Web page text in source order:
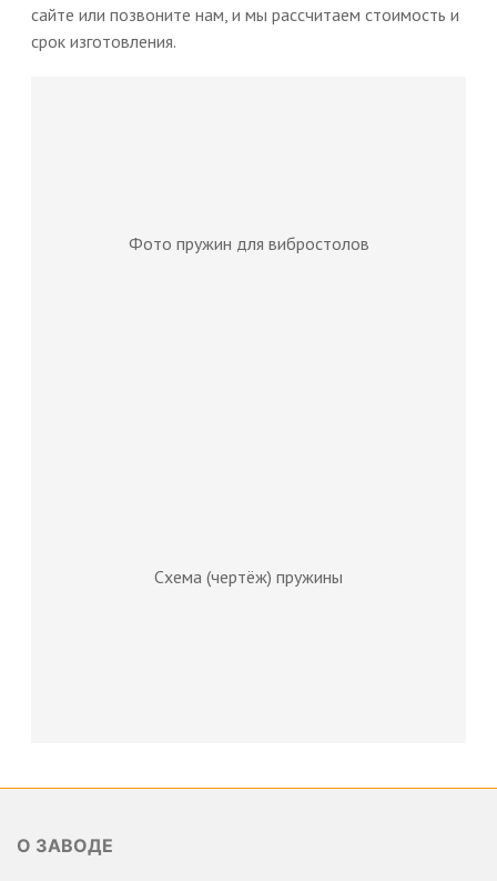
сайте или позвоните нам, и мы рассчитаем стоимость и
срок изготовления.
Фото пружин для вибростолов
Схема (чертёж) пружины
О ЗАВОДЕ